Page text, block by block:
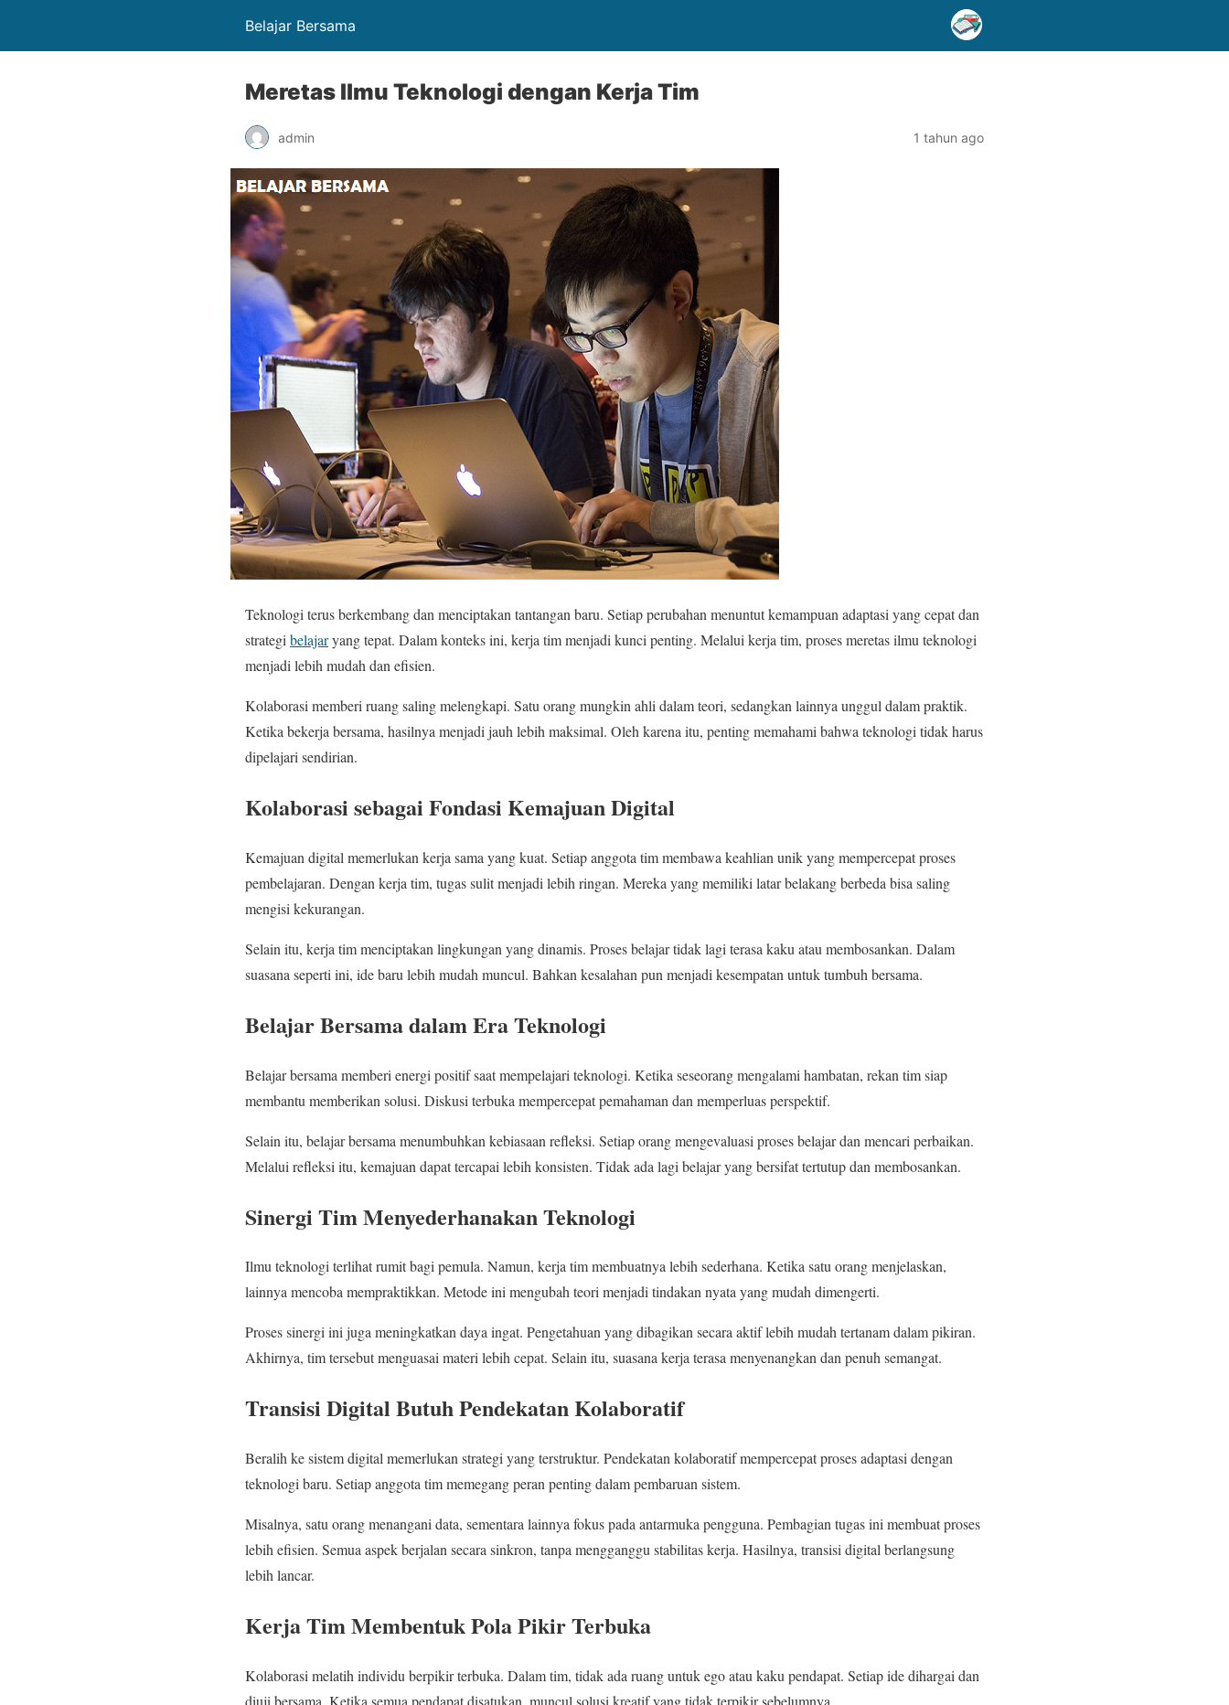
Belajar Bersama
Meretas Ilmu Teknologi dengan Kerja Tim
admin 1 tahun ago
Teknologi terus berkembang dan menciptakan tantangan baru. Setiap perubahan menuntut kemampuan adaptasi yang cepat dan
strategi belajaryang tepat. Dalam konteks ini, kerja tim menjadi kunci penting. Melalui kerja tim, proses meretas ilmu teknologi
menjadi lebih mudah dan efisien.
Kolaborasi memberi ruang saling melengkapi. Satu orang mungkin ahli dalam teori, sedangkan lainnya unggul dalam praktik.
Ketika bekerja bersama, hasilnya menjadi jauh lebih maksimal. Oleh karena itu, penting memahami bahwa teknologi tidak harus
dipelajari sendirian.
Kolaborasi sebagai Fondasi Kemajuan Digital
Kemajuan digital memerlukan kerja sama yang kuat. Setiap anggota tim membawa keahlian unik yang mempercepat proses
pembelajaran. Dengan kerja tim, tugas sulit menjadi lebih ringan. Mereka yang memiliki latar belakang berbeda bisa saling
mengisi kekurangan.
Selain itu, kerja tim menciptakan lingkungan yang dinamis. Proses belajar tidak lagi terasa kaku atau membosankan. Dalam
suasana seperti ini, ide baru lebih mudah muncul. Bahkan kesalahan pun menjadi kesempatan untuk tumbuh bersama.
Belajar Bersama dalam Era Teknologi
Belajar bersama memberi energi positif saat mempelajari teknologi. Ketika seseorang mengalami hambatan, rekan tim siap
membantu memberikan solusi. Diskusi terbuka mempercepat pemahaman dan memperluas perspektif.
Selain itu, belajar bersama menumbuhkan kebiasaan refleksi. Setiap orang mengevaluasi proses belajar dan mencari perbaikan.
Melalui refleksi itu, kemajuan dapat tercapai lebih konsisten. Tidak ada lagi belajar yang bersifat tertutup dan membosankan.
Sinergi Tim Menyederhanakan Teknologi
Ilmu teknologi terlihat rumit bagi pemula. Namun, kerja tim membuatnya lebih sederhana. Ketika satu orang menjelaskan,
lainnya mencoba mempraktikkan. Metode ini mengubah teori menjadi tindakan nyata yang mudah dimengerti.
Proses sinergi ini juga meningkatkan daya ingat. Pengetahuan yang dibagikan secara aktif lebih mudah tertanam dalam pikiran.
Akhirnya, tim tersebut menguasai materi lebih cepat. Selain itu, suasana kerja terasa menyenangkan dan penuh semangat.
Transisi Digital Butuh Pendekatan Kolaboratif
Beralih ke sistem digital memerlukan strategi yang terstruktur. Pendekatan kolaboratif mempercepat proses adaptasi dengan
teknologi baru. Setiap anggota tim memegang peran penting dalam pembaruan sistem.
Misalnya, satu orang menangani data, sementara lainnya fokus pada antarmuka pengguna. Pembagian tugas ini membuat proses
lebih efisien. Semua aspek berjalan secara sinkron, tanpa mengganggu stabilitas kerja. Hasilnya, transisi digital berlangsung
lebih lancar.
Kerja Tim Membentuk Pola Pikir Terbuka
Kolaborasi melatih individu berpikir terbuka. Dalam tim, tidak ada ruang untuk ego atau kaku pendapat. Setiap ide dihargai dan
diuji bersama. Ketika semua pendapat disatukan, muncul solusi kreatif yang tidak terpikir sebelumnya.